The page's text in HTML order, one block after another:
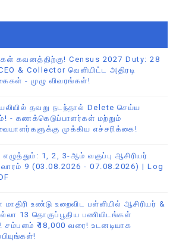
கவனத்திற்கு! Census 2027 Duty: 28
& Collector வெளியிட்ட அதிரடி
- முழு விவரங்கள்!
தவறு நடந்தால் Delete செய்ய
- கணக்கெடுப்பாளர்கள் மற்றும்
முக்கிய எச்சரிக்கை!
1, 2, 3-ஆம் வகுப்பு ஆசிரியர்
வாரம் 9 (03.08.2026 - 07.08.2026) | Log
உண்டு உறைவிட பள்ளியில் ஆசிரியர் &
13 தொகுப்பூதிய பணியிடங்கள்
சம்பளம் ₹18,000 வரை! உடனடியாக